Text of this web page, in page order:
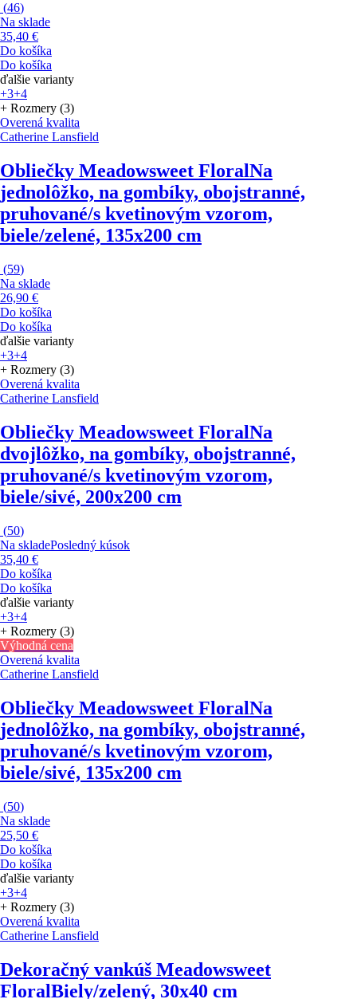
(46)
Na sklade
35,40 €
Do košíka
Do košíka
ďalšie varianty
+3+4
+ Rozmery (3)
Overená kvalita
Catherine Lansfield
Obliečky Meadowsweet FloralNa
jednolôžko, na gombíky, obojstranné,
pruhované/s kvetinovým vzorom,
biele/zelené, 135x200 cm
(59)
Na sklade
26,90 €
Do košíka
Do košíka
ďalšie varianty
+3+4
+ Rozmery (3)
Overená kvalita
Catherine Lansfield
Obliečky Meadowsweet FloralNa
dvojlôžko, na gombíky, obojstranné,
pruhované/s kvetinovým vzorom,
biele/sivé, 200x200 cm
(50)
Na skladePosledný kúsok
35,40 €
Do košíka
Do košíka
ďalšie varianty
+3+4
+ Rozmery (3)
Výhodná cena
Overená kvalita
Catherine Lansfield
Obliečky Meadowsweet FloralNa
jednolôžko, na gombíky, obojstranné,
pruhované/s kvetinovým vzorom,
biele/sivé, 135x200 cm
(50)
Na sklade
25,50 €
Do košíka
Do košíka
ďalšie varianty
+3+4
+ Rozmery (3)
Overená kvalita
Catherine Lansfield
Dekoračný vankúš Meadowsweet
FloralBiely/zelený, 30x40 cm